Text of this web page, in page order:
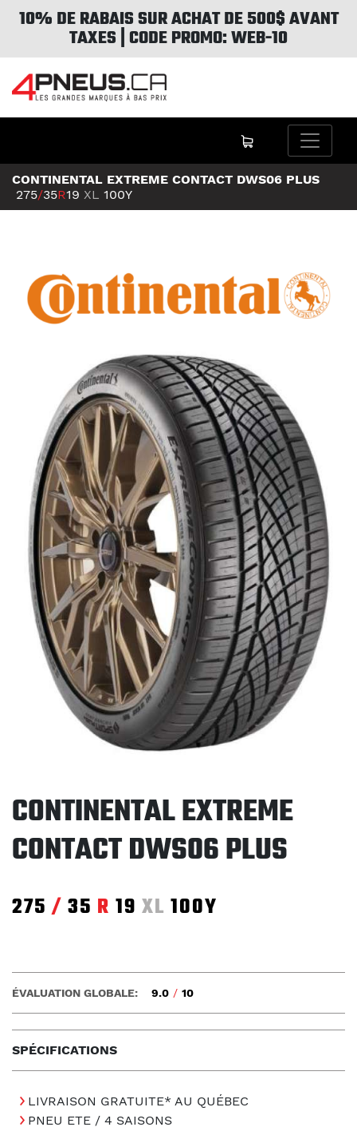
10% DE RABAIS SUR ACHAT DE 500$ AVANT
TAXES | CODE PROMO: WEB-10
CONTINENTAL EXTREME CONTACT DWS06 PLUS
275/35R19 XL 100Y
CONTINENTAL EXTREME
CONTACT DWS06 PLUS
275 / 35 R 19 XL 100Y
SPÉCIFICATIONS
ÉVALUATION GLOBALE: 9.0 / 10
LIVRAISON GRATUITE* AU QUÉBEC
PNEU ETE / 4 SAISONS